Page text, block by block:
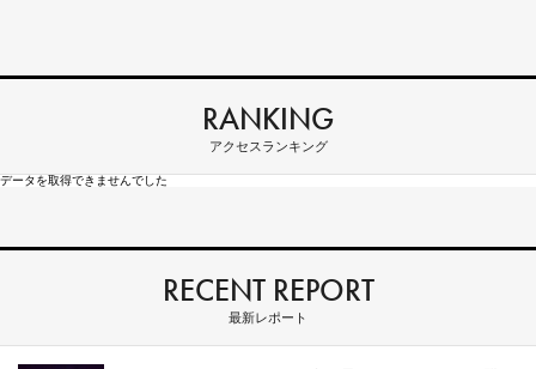
RANKING
アクセスランキング
データを取得できませんでした
RECENT REPORT
最新レポート